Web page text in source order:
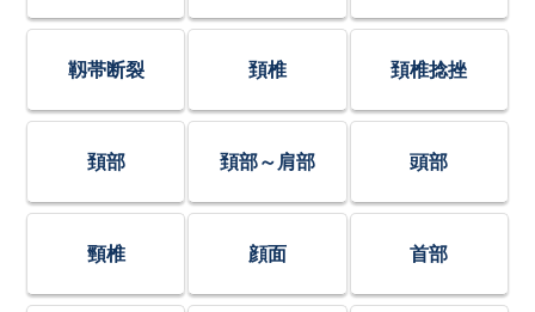
靱帯断裂 頚椎 頚椎捻挫
頚部 頚部～肩部 頭部
頸椎 顔面 首部